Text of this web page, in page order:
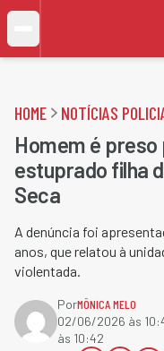
HOME NOTÍCIAS
Homem é
estuprado filha
Seca
A denúncia foi
anos, que relatou à
violentada.
PorMÔNICA MELO
02/06/2026 às
às 10:42